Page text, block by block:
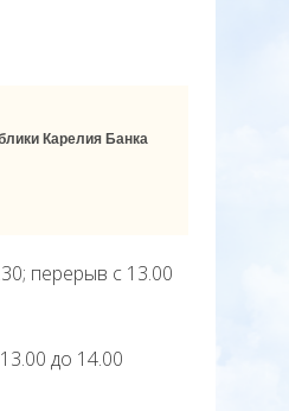
Карелия Банка
перерыв с 13.00
до 14.00